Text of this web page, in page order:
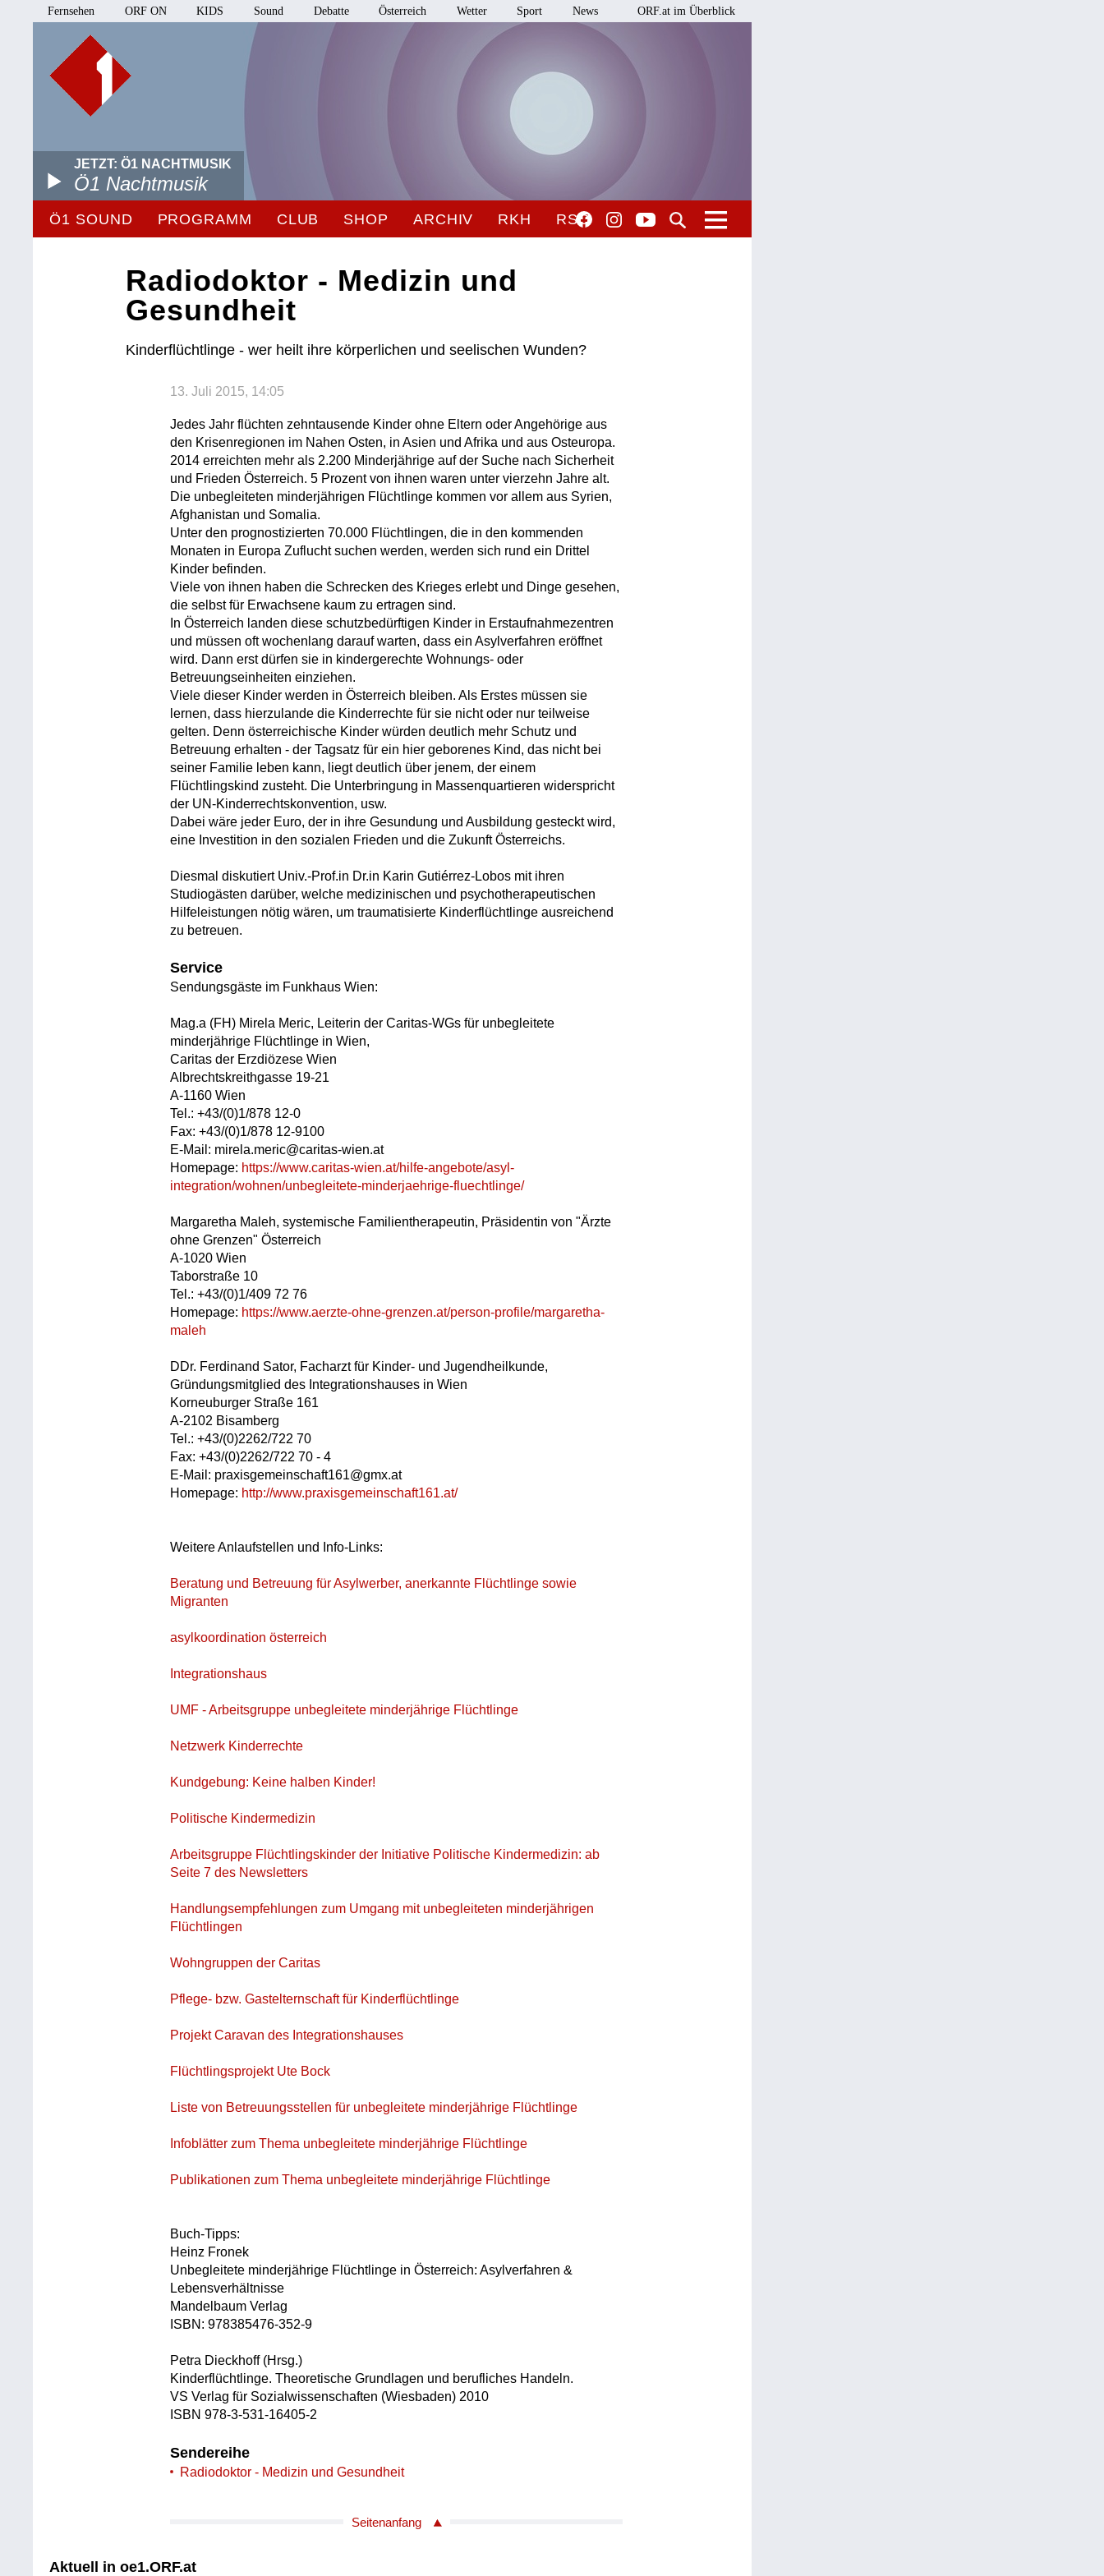
Fernsehen ORF ON KIDS Sound Debatte Österreich Wetter Sport News ORF.at im Überblick
JETZT: Ö1 NACHTMUSIK
Ö1 Nachtmusik
Ö1 SOUND PROGRAMM CLUB SHOP ARCHIV RKH RSO
Radiodoktor - Medizin und
Gesundheit
Kinderflüchtlinge - wer heilt ihre körperlichen und seelischen Wunden?
13. Juli 2015, 14:05
Jedes Jahr flüchten zehntausende Kinder ohne Eltern oder Angehörige aus
den Krisenregionen im Nahen Osten, in Asien und Afrika und aus Osteuropa.
2014 erreichten mehr als 2.200 Minderjährige auf der Suche nach Sicherheit
und Frieden Österreich. 5 Prozent von ihnen waren unter vierzehn Jahre alt.
Die unbegleiteten minderjährigen Flüchtlinge kommen vor allem aus Syrien,
Afghanistan und Somalia.
Unter den prognostizierten 70.000 Flüchtlingen, die in den kommenden
Monaten in Europa Zuflucht suchen werden, werden sich rund ein Drittel
Kinder befinden.
Viele von ihnen haben die Schrecken des Krieges erlebt und Dinge gesehen,
die selbst für Erwachsene kaum zu ertragen sind.
In Österreich landen diese schutzbedürftigen Kinder in Erstaufnahmezentren
und müssen oft wochenlang darauf warten, dass ein Asylverfahren eröffnet
wird. Dann erst dürfen sie in kindergerechte Wohnungs- oder
Betreuungseinheiten einziehen.
Viele dieser Kinder werden in Österreich bleiben. Als Erstes müssen sie
lernen, dass hierzulande die Kinderrechte für sie nicht oder nur teilweise
gelten. Denn österreichische Kinder würden deutlich mehr Schutz und
Betreuung erhalten - der Tagsatz für ein hier geborenes Kind, das nicht bei
seiner Familie leben kann, liegt deutlich über jenem, der einem
Flüchtlingskind zusteht. Die Unterbringung in Massenquartieren widerspricht
der UN-Kinderrechtskonvention, usw.
Dabei wäre jeder Euro, der in ihre Gesundung und Ausbildung gesteckt wird,
eine Investition in den sozialen Frieden und die Zukunft Österreichs.
Diesmal diskutiert Univ.-Prof.in Dr.in Karin Gutiérrez-Lobos mit ihren
Studiogästen darüber, welche medizinischen und psychotherapeutischen
Hilfeleistungen nötig wären, um traumatisierte Kinderflüchtlinge ausreichend
zu betreuen.
Service
Sendungsgäste im Funkhaus Wien:
Mag.a (FH) Mirela Meric, Leiterin der Caritas-WGs für unbegleitete
minderjährige Flüchtlinge in Wien,
Caritas der Erzdiözese Wien
Albrechtskreithgasse 19-21
A-1160 Wien
Tel.: +43/(0)1/878 12-0
Fax: +43/(0)1/878 12-9100
E-Mail: mirela.meric@caritas-wien.at
Homepage: https://www.caritas-wien.at/hilfe-angebote/asyl-
integration/wohnen/unbegleitete-minderjaehrige-fluechtlinge/
Margaretha Maleh, systemische Familientherapeutin, Präsidentin von "Ärzte
ohne Grenzen" Österreich
A-1020 Wien
Taborstraße 10
Tel.: +43/(0)1/409 72 76
Homepage: https://www.aerzte-ohne-grenzen.at/person-profile/margaretha-
maleh
DDr. Ferdinand Sator, Facharzt für Kinder- und Jugendheilkunde,
Gründungsmitglied des Integrationshauses in Wien
Korneuburger Straße 161
A-2102 Bisamberg
Tel.: +43/(0)2262/722 70
Fax: +43/(0)2262/722 70 - 4
E-Mail: praxisgemeinschaft161@gmx.at
Homepage: http://www.praxisgemeinschaft161.at/
Weitere Anlaufstellen und Info-Links:
Beratung und Betreuung für Asylwerber, anerkannte Flüchtlinge sowie
Migranten
asylkoordination österreich
Integrationshaus
UMF - Arbeitsgruppe unbegleitete minderjährige Flüchtlinge
Netzwerk Kinderrechte
Kundgebung: Keine halben Kinder!
Politische Kindermedizin
Arbeitsgruppe Flüchtlingskinder der Initiative Politische Kindermedizin: ab
Seite 7 des Newsletters
Handlungsempfehlungen zum Umgang mit unbegleiteten minderjährigen
Flüchtlingen
Wohngruppen der Caritas
Pflege- bzw. Gastelternschaft für Kinderflüchtlinge
Projekt Caravan des Integrationshauses
Flüchtlingsprojekt Ute Bock
Liste von Betreuungsstellen für unbegleitete minderjährige Flüchtlinge
Infoblätter zum Thema unbegleitete minderjährige Flüchtlinge
Publikationen zum Thema unbegleitete minderjährige Flüchtlinge
Buch-Tipps:
Heinz Fronek
Unbegleitete minderjährige Flüchtlinge in Österreich: Asylverfahren &
Lebensverhältnisse
Mandelbaum Verlag
ISBN: 978385476-352-9
Petra Dieckhoff (Hrsg.)
Kinderflüchtlinge. Theoretische Grundlagen und berufliches Handeln.
VS Verlag für Sozialwissenschaften (Wiesbaden) 2010
ISBN 978-3-531-16405-2
Sendereihe
Radiodoktor - Medizin und Gesundheit
Seitenanfang
Aktuell in oe1.ORF.at